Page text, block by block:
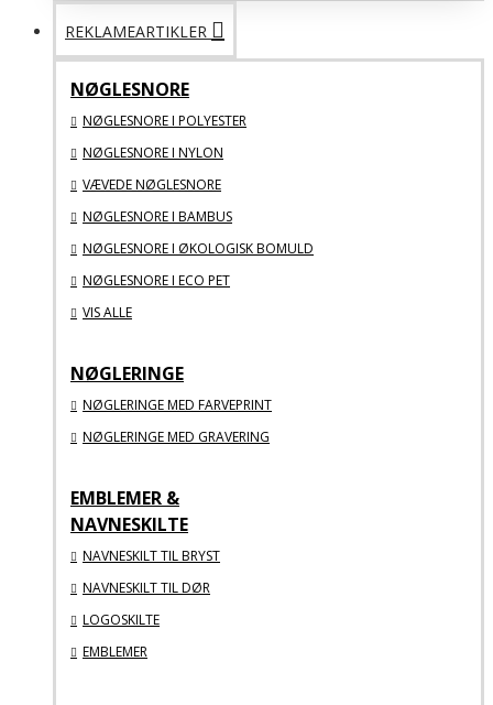
REKLAMEARTIKLER
NØGLESNORE
NØGLESNORE I POLYESTER
NØGLESNORE I NYLON
VÆVEDE NØGLESNORE
NØGLESNORE I BAMBUS
NØGLESNORE I ØKOLOGISK BOMULD
NØGLESNORE I ECO PET
VIS ALLE
NØGLERINGE
NØGLERINGE MED FARVEPRINT
NØGLERINGE MED GRAVERING
EMBLEMER &
NAVNESKILTE
NAVNESKILT TIL BRYST
NAVNESKILT TIL DØR
LOGOSKILTE
EMBLEMER